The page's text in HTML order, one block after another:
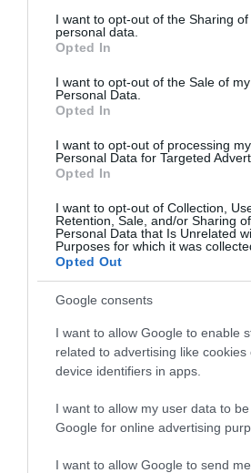
not limited to your visit or usage
grant or deny consent to Google and
use your data for below specified
consent section.
I want to opt-out of the Sharing of
personal data.
Opted In
I want to opt-out of the Sale of my
Personal Data.
Opted In
I want to opt-out of processing my
Personal Data for Targeted
Opted In
I want to opt-out of Collection,
Retention, Sale, and/or Sharing
Personal Data that Is Unrelated
Purposes for which it was
Opted Out
Google consents
I want to allow Google to enable
related to advertising like cookies
device identifiers in apps.
I want to allow my user data to
Google for online advertising
I want to allow Google to send me
σε Φορέα της παρ. γ)
περίοδος τήρησης των
παραβιάστηκαν (συνολικά
αδρομερώς υπολογίζεται
αιτήσεων μπορεί να
αφορά σε 2.500.000
Όσον αφορά στην πιλοτική
Δράσης “Νταντάδες της
παραβίαση αφορά στα
του ωφελούμενου
έχει την επιμέλεια
της πιλοτικής φύσης του
αριθμός των ως άνω
στα 700 άτομα περίπου».